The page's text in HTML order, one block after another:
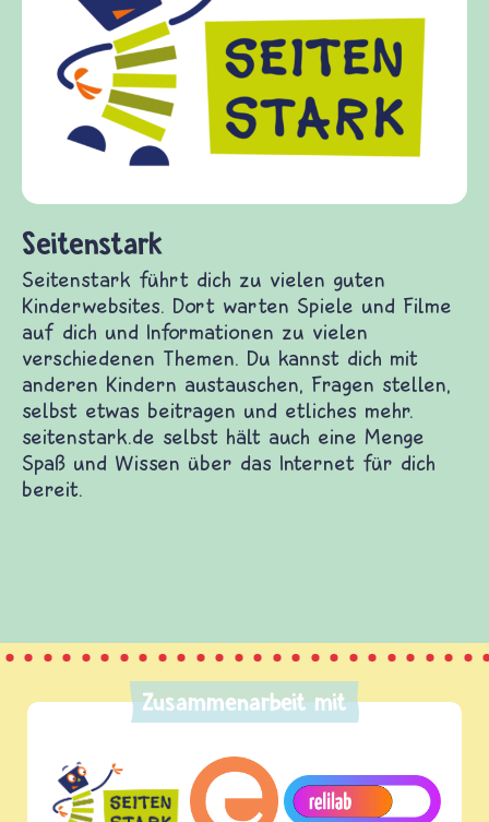
Kinderwebsites. Dort warten Spiele und
vielen verschiedenen Themen. Du kannst dich
Fragen stellen, selbst etwas beitragen und
frieden-fragen.de ist ein Internet-
Kinder, Eltern und ErzieherInnen
Fragen von Krieg und Frieden,
Gewalt informiert und einen
diesem Themenbereich ermöglicht.
fragen.de bietet Antworten auf
und Frieden, Streit und Gewalt.
Zusammenarbeit mit